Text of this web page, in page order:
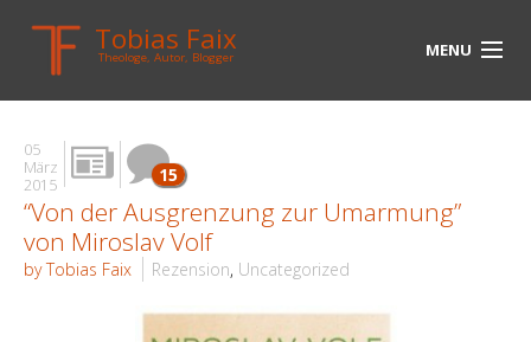
Tobias Faix
Theologe, Autor, Blogger MENU
HOME
BLOG
BIOGRAPHIE
BÜCHER
05
März
2015
15
“Von der Ausgrenzung zur Umarmung”
von Miroslav Volf
by Tobias Faix Rezension, Uncategorized